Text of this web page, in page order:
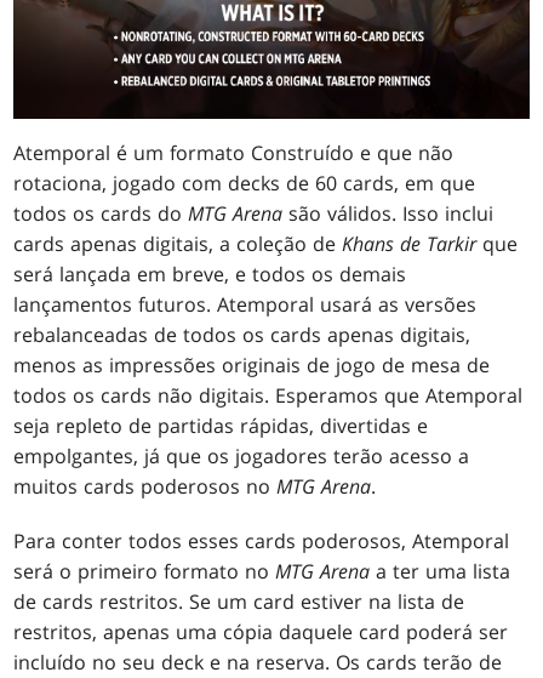
Atemporal é um formato Construído e que não
rotaciona, jogado com decks de 60 cards, em que
todos os cards doMTGArena são válidos. Isso inclui
cards apenas digitais, a coleção deKhans de Tarkirque
será lançada em breve, e todos os demais
lançamentos futuros. Atemporal usará as versões
rebalanceadas de todos os cards apenas digitais,
menos as impressões originais de jogo de mesa de
todos os cards não digitais. Esperamos que Atemporal
seja repleto de partidas rápidas, divertidas e
empolgantes, já que os jogadores terão acesso a
muitos cards poderosos noMTG Arena.
Para conter todos esses cards poderosos, Atemporal
será o primeiro formato noMTG Arena a ter uma lista
de cards restritos. Se um card estiver na lista de
restritos, apenas uma cópia daquele card poderá ser
incluído no seu deck e na reserva. Os cards terão de